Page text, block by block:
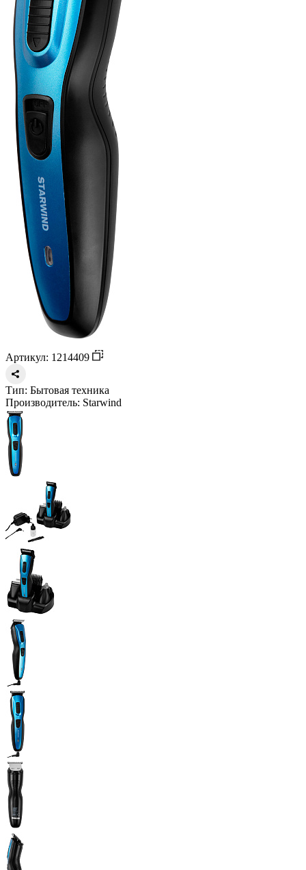
Артикул: 1214409
Тип: Бытовая техника
Производитель: Starwind